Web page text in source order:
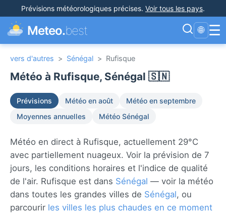
Prévisions météorologiques précises. Voir tous les pays.
Meteo.best 🌐 ☰
vers d'autres > Sénégal > Rufisque
Météo à Rufisque, Sénégal 🇸🇳
Prévisions Météo en août
Météo en septembre
Moyennes annuelles
Météo Sénégal
Météo en direct à Rufisque, actuellement 29°C
avec partiellement nuageux. Voir la prévision de 7
jours, les conditions horaires et l'indice de qualité
de l'air. Rufisque est dans Sénégal — voir la météo
dans toutes les grandes villes de Sénégal, ou
parcourir les villes les plus chaudes en ce moment